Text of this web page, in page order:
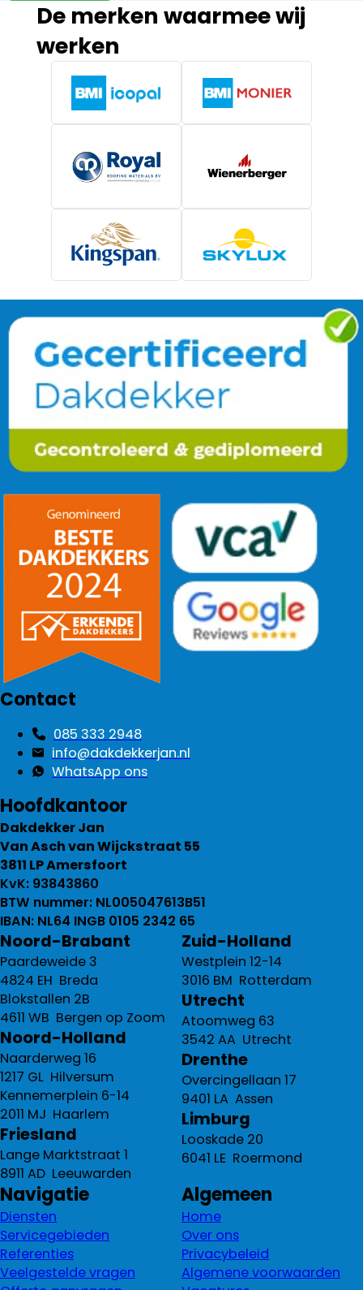
De merken waarmee wij
werken
Contact
085 333 2948
info@dakdekkerjan.nl
WhatsApp ons
Hoofdkantoor
Dakdekker Jan
Van Asch van Wijckstraat 55
3811 LP Amersfoort
KvK: 93843860
BTW nummer: NL005047613B51
IBAN: NL64 INGB 0105 2342 65
Noord-Brabant
Paardeweide 3
4824 EH Breda
Blokstallen 2B
4611 WB Bergen op Zoom
Noord-Holland
Naarderweg 16
1217 GL Hilversum
Kennemerplein 6-14
2011 MJ Haarlem
Friesland
Lange Marktstraat 1
8911 AD Leeuwarden
Zuid-Holland
Westplein 12-14
3016 BM Rotterdam
Utrecht
Atoomweg 63
3542 AA Utrecht
Drenthe
Overcingellaan 17
9401 LA Assen
Limburg
Looskade 20
6041 LE Roermond
Navigatie
Diensten
Servicegebieden
Referenties
Veelgestelde vragen
Algemeen
Home
Over ons
Privacybeleid
Algemene voorwaarden